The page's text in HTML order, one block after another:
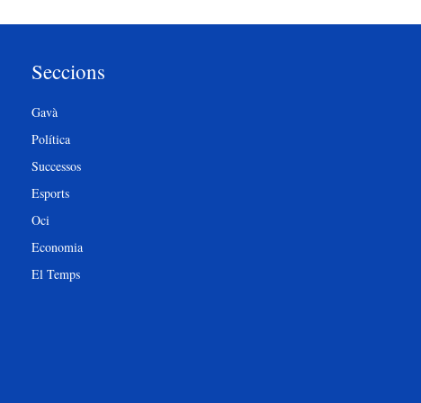
Seccions
Gavà
Política
Successos
Esports
Oci
Economia
El Temps